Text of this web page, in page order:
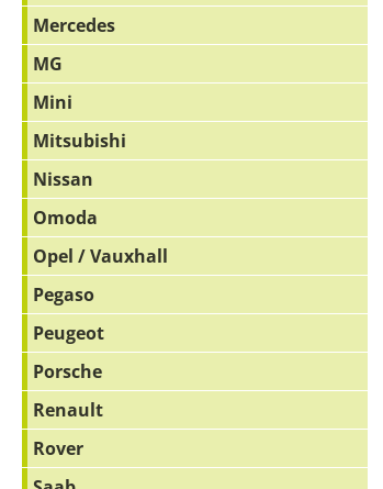
Mercedes
MG
Mini
Mitsubishi
Nissan
Omoda
Opel / Vauxhall
Pegaso
Peugeot
Porsche
Renault
Rover